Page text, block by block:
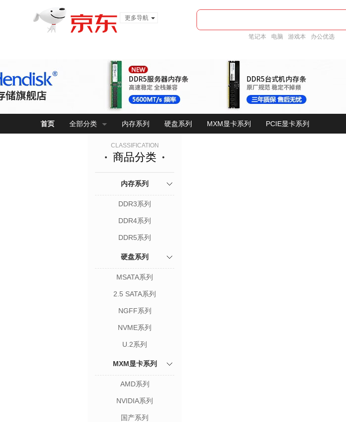
更多导航
笔记本 电脑 游戏本 办公优选
首页 全部分类 内存系列 硬盘系列 MXM显卡系列 PCIE显卡系列
CLASSIFICATION
商品分类
内存系列
DDR3系列
DDR4系列
DDR5系列
硬盘系列
MSATA系列
2.5 SATA系列
NGFF系列
NVME系列
U.2系列
MXM显卡系列
AMD系列
NVIDIA系列
国产系列